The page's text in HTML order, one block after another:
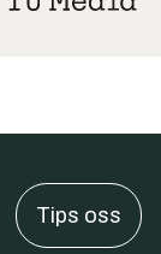
Tips oss